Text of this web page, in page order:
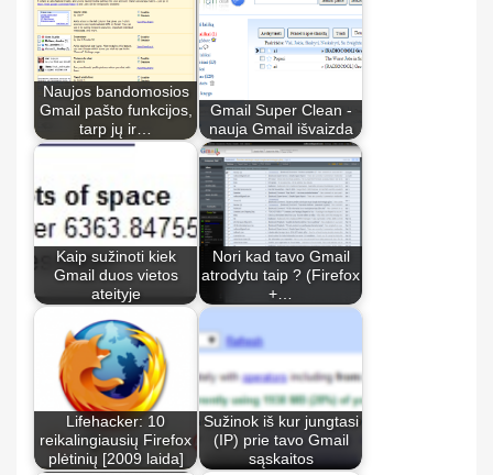
Naujos bandomosios
Gmail pašto funkcijos,
tarp jų ir…
Gmail Super Clean -
nauja Gmail išvaizda
Kaip sužinoti kiek
Gmail duos vietos
ateityje
Nori kad tavo Gmail
atrodytu taip ? (Firefox
+…
Lifehacker: 10
reikalingiausių Firefox
plėtinių [2009 laida]
Sužinok iš kur jungtasi
(IP) prie tavo Gmail
sąskaitos